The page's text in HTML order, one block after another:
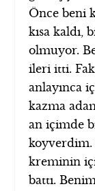
Önce beni
kısa kaldı,
olmuyor.
ileri itti.
anlayınca
kazma
an içimde
koyverdim.
kreminin
battı.